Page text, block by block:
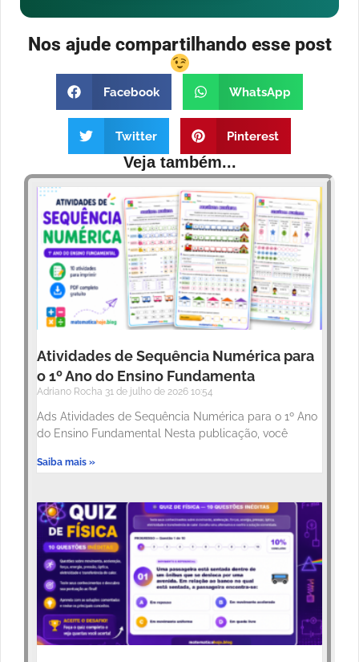
Nos ajude compartilhando esse post
Facebook WhatsApp
Twitter Pinterest
Veja também...
Atividades de Sequência Numérica para
o 1º Ano do Ensino Fundamenta
Adriano Rocha 31 de julho de 2026 10:54
Ads Atividades de Sequência Numérica para o 1º Ano
do Ensino Fundamental Nesta publicação, você
Saiba mais »